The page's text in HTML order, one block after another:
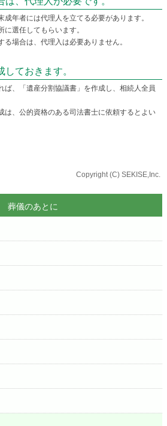
成年者には代理人を立てる必要があります。
選任してもらいます。
場合は、代理入は必要ありません。
ておきます。
ば、「遺産分割協議書」を作成し、相続人全員
は、公的資格のある司法書士に依頼するとよい
Copyright (C) SEKISE,Inc.
葬儀のあとに